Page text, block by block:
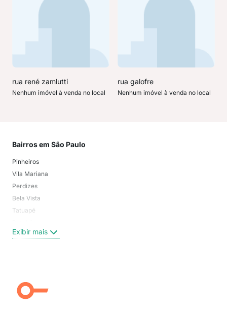
rua rené zamlutti
Nenhum imóvel à venda no local
rua galofre
Nenhum imóvel à venda no local
Bairros em São Paulo
Pinheiros
Vila Mariana
Perdizes
Bela Vista
Tatuapé
Centro
Campo Belo
Ipiranga
Exibir mais